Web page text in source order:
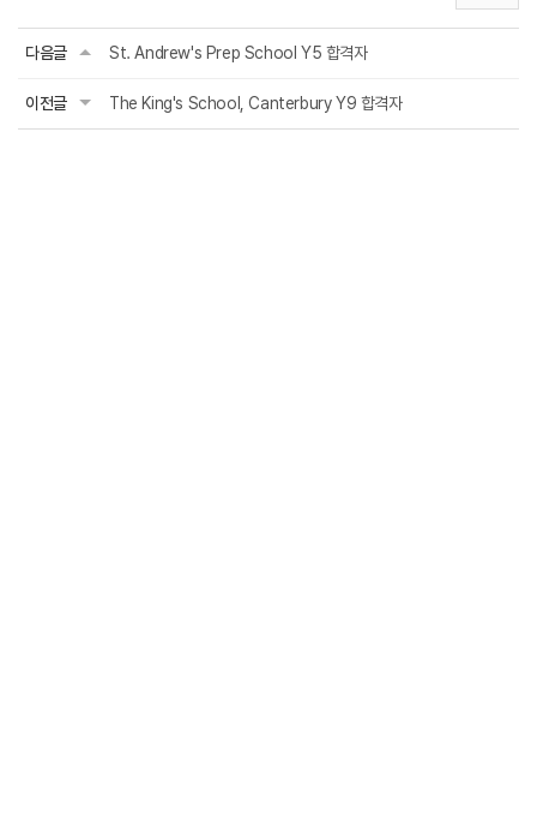
다음글 St. Andrew's Prep School Y5 합격자
이전글 The King's School, Canterbury Y9 합격자